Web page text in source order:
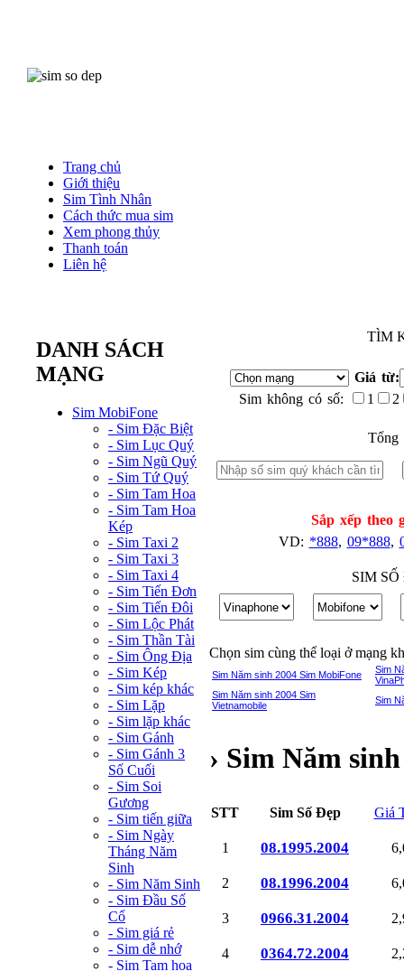
Trang chủ
Giới thiệu
Sim Tình Nhân
Cách thức mua sim
Xem phong thủy
Thanh toán
Liên hệ
DANH SÁCH
MẠNG
Sim MobiFone
- Sim Đặc Biệt
- Sim Lục Quý
- Sim Ngũ Quý
- Sim Tứ Quý
- Sim Tam Hoa
- Sim Tam Hoa
Kép
- Sim Taxi 2
- Sim Taxi 3
- Sim Taxi 4
- Sim Tiến Đơn
- Sim Tiến Đôi
- Sim Lộc Phát
- Sim Thần Tài
- Sim Ông Địa
- Sim Kép
- Sim kép khác
- Sim Lặp
- Sim lặp khác
- Sim Gánh
- Sim Gánh 3
Số Cuối
- Sim Soi
Gương
- Sim tiến giữa
- Sim Ngày
Tháng Năm
Sinh
- Sim Năm Sinh
- Sim Đầu Số
Cổ
- Sim giá rẻ
- Sim dễ nhớ
- Sim Tam hoa
TÌM
Giá từ:
Sim không có số:
1 2
Sắp xếp theo
VD: *888, 09*888,
SIM
Chọn sim cùng thể loại ở mạng
Sim Năm sinh 2004 Sim MobiFone
Sim
Sim Năm sinh 2004 Sim
Vietnamobile
Sim
› Sim Năm
STT Sim Số Đẹp Giá
1 08.1995.2004
2 08.1996.2004
3 0966.31.2004
4 0364.72.2004